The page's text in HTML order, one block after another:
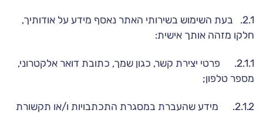
2.1. בעת השימוש בשירותי האתר נאסף מידע על אודותיך,
חלקו מזהה אותך אישית:
2.1.1. פרטי יצירת קשר, כגון שמך, כתובת דואר אלקטרוני,
מספר טלפון;
2.1.2. מידע שהעברת במסגרת התכתבויות ו/או תקשורת